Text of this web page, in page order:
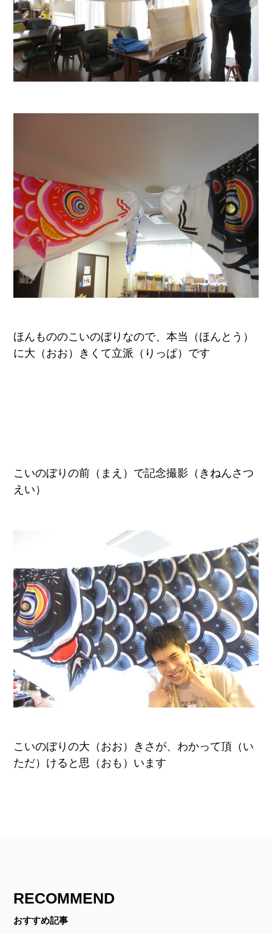
ほんもののこいのぼりなので、本当（ほんとう）
に大（おお）きくて立派（りっぱ）です
こいのぼりの前（まえ）で記念撮影（きねんさつ
えい）
こいのぼりの大（おお）きさが、わかって頂（い
ただ）けると思（おも）います
RECOMMEND
おすすめ記事